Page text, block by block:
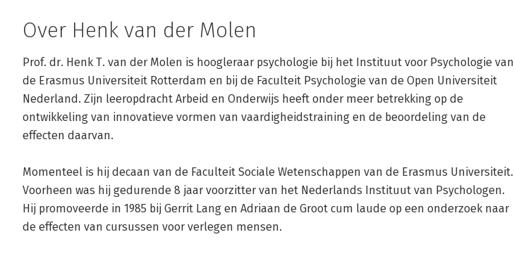
Over Henk van der Molen
Prof. dr. Henk T. van der Molen is hoogleraar psychologie bij het Instituut voor Psychologie van
de Erasmus Universiteit Rotterdam en bij de Faculteit Psychologie van de Open Universiteit
Nederland. Zijn leeropdracht Arbeid en Onderwijs heeft onder meer betrekking op de
ontwikkeling van innovatieve vormen van vaardigheidstraining en de beoordeling van de
effecten daarvan.
Momenteel is hij decaan van de Faculteit Sociale Wetenschappen van de Erasmus Universiteit.
Voorheen was hij gedurende 8 jaar voorzitter van het Nederlands Instituut van Psychologen.
Hij promoveerde in 1985 bij Gerrit Lang en Adriaan de Groot cum laude op een onderzoek naar
de effecten van cursussen voor verlegen mensen.